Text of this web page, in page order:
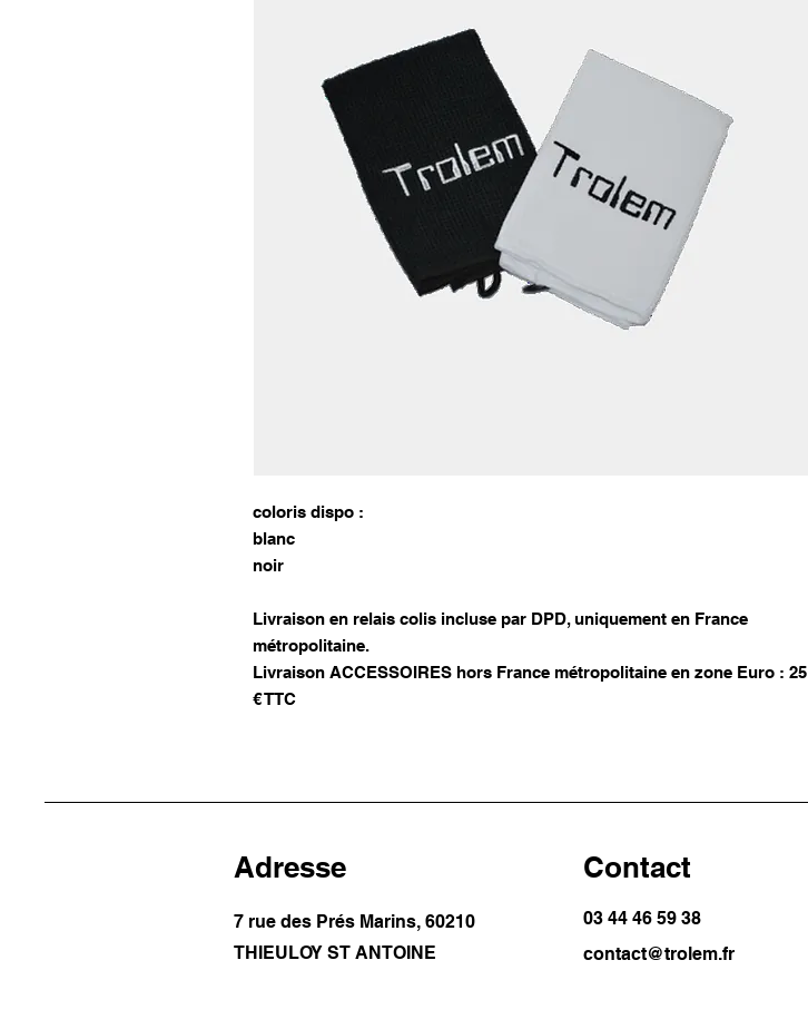
coloris dispo :
blanc
noir
Livraison en relais colis incluse par DPD, uniquement en France
métropolitaine.
Livraison ACCESSOIRES hors France métropolitaine en zone Euro : 25
€ TTC
Adresse
7 rue des Prés Marins, 60210
THIEULOY ST ANTOINE
Contact
03 44 46 59 38
contact@trolem.fr